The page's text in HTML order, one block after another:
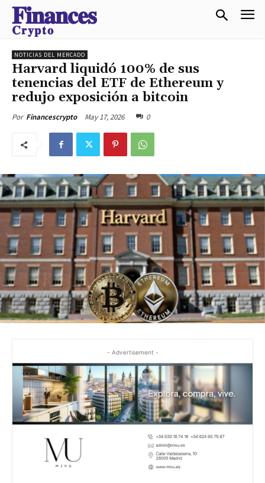
𝐅𝐢𝐧𝐚𝐧𝐜𝐞𝐬
𝐂𝐫𝐲𝐩𝐭𝐨
NOTICIAS DEL MERCADO
Harvard liquidó 100% de sus
tenencias del ETF de Ethereum y
redujo exposición a bitcoin
Por Financescrypto May 17, 2026 0
- Advertisement -